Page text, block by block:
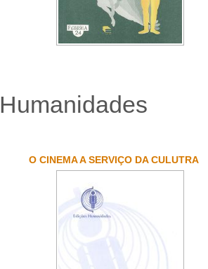
O CINEMA A SERVIÇO DA CULUTRA